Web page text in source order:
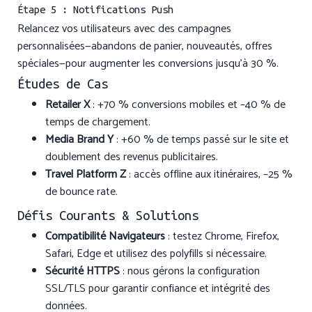
Étape 5 : Notifications Push
Relancez vos utilisateurs avec des campagnes
personnalisées—abandons de panier, nouveautés, offres
spéciales—pour augmenter les conversions jusqu’à 30 %.
Études de Cas
Retailer X: +70 % conversions mobiles et –40 % de
temps de chargement.
Media Brand Y: +60 % de temps passé sur le site et
doublement des revenus publicitaires.
Travel Platform Z: accès offline aux itinéraires, –25 %
de bounce rate.
Défis Courants & Solutions
Compatibilité Navigateurs: testez Chrome, Firefox,
Safari, Edge et utilisez des polyfills si nécessaire.
Sécurité HTTPS: nous gérons la configuration
SSL/TLS pour garantir confiance et intégrité des
données.